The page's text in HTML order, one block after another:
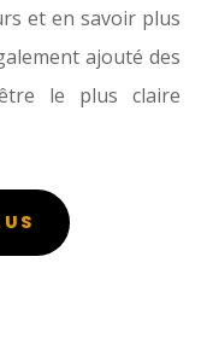
et en savoir plus
ajouté des
le plus claire